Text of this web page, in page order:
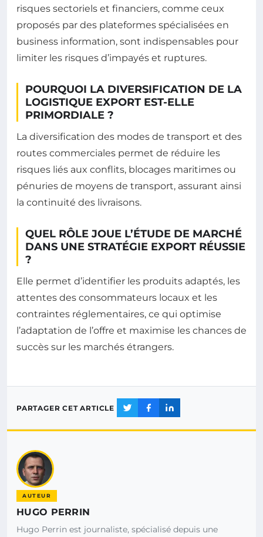
risques sectoriels et financiers, comme ceux
proposés par des plateformes spécialisées en
business information, sont indispensables pour
limiter les risques d’impayés et ruptures.
POURQUOI LA DIVERSIFICATION DE LA
LOGISTIQUE EXPORT EST-ELLE
PRIMORDIALE ?
La diversification des modes de transport et des
routes commerciales permet de réduire les
risques liés aux conflits, blocages maritimes ou
pénuries de moyens de transport, assurant ainsi
la continuité des livraisons.
QUEL RÔLE JOUE L’ÉTUDE DE MARCHÉ
DANS UNE STRATÉGIE EXPORT RÉUSSIE
?
Elle permet d’identifier les produits adaptés, les
attentes des consommateurs locaux et les
contraintes réglementaires, ce qui optimise
l’adaptation de l’offre et maximise les chances de
succès sur les marchés étrangers.
PARTAGER CET ARTICLE
AUTEUR
HUGO PERRIN
Hugo Perrin est journaliste, spécialisé depuis une